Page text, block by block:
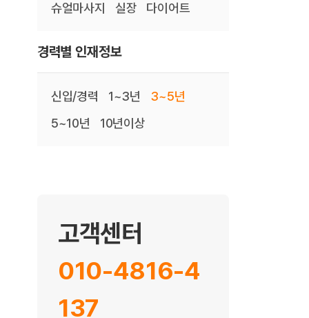
슈얼마사지
실장 다이어트
경력별 인재정보
신입/경력 1~3년
3~5년
5~10년
10년이상
고객센터
010-4816-4
137